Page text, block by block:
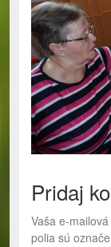
Pridaj
Vaša e-
polia sú